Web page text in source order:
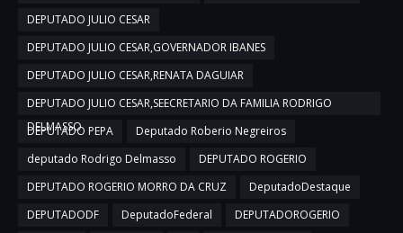
DEPUTADO JULIO CESAR
DEPUTADO JULIO CESAR,GOVERNADOR IBANES
DEPUTADO JULIO CESAR,RENATA DAGUIAR
DEPUTADO JULIO CESAR,SEECRETARIO DA FAMILIA RODRIGO
DELMASSO
DEPUTADO PEPA
Deputado Roberio Negreiros
deputado Rodrigo Delmasso
DEPUTADO ROGERIO
DEPUTADO ROGERIO MORRO DA CRUZ
DeputadoDestaque
DEPUTADODF
DeputadoFederal
DEPUTADOROGERIO